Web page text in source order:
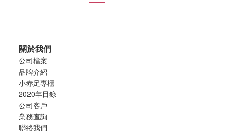
關於我們
公司檔案
品牌介紹
小赤足專櫃
2020年目錄
公司客戶
業務查詢
聯絡我們